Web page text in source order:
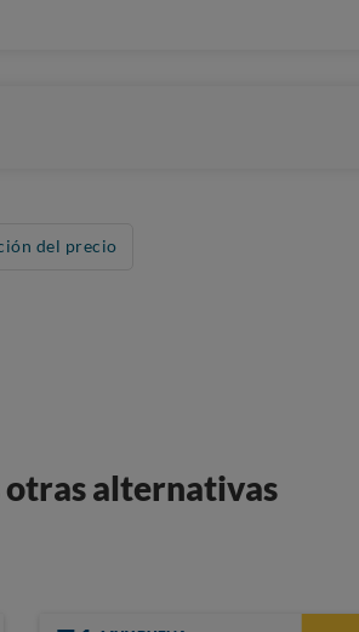
del precio
otras alternativas